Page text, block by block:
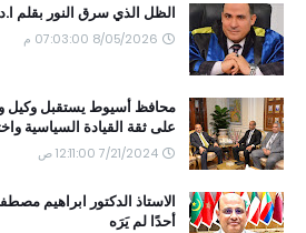
الظل الذي سرق النور بقلم
8/05/2026 07:03:00 م
محافظ أسيوط يستقبل وكيل
على ثقة القيادة السياسية
7/21/2024 12:11:00 ص
الاستاذ الدكتور ابراهيم
أحدًا لم يَرَه